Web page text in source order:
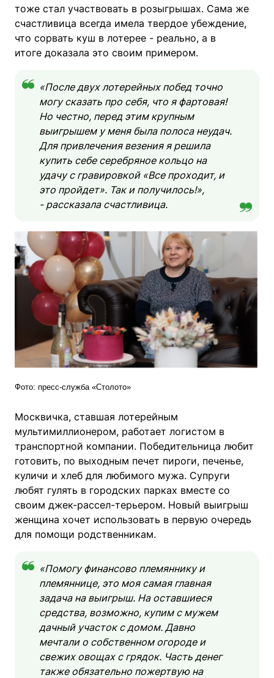
тоже стал участвовать в розыгрышах. Сама же
счастливица всегда имела твердое убеждение,
что сорвать куш в лотерее - реально, а в
итоге доказала это своим примером.
«После двух лотерейных побед точно
могу сказать про себя, что я фартовая!
Но честно, перед этим крупным
выигрышем у меня была полоса неудач.
Для привлечения везения я решила
купить себе серебряное кольцо на
удачу с гравировкой «Все проходит, и
это пройдет». Так и получилось!»,
- рассказала счастливица.
Фото: пресс-служба «Столото»
Москвичка, ставшая лотерейным
мультимиллионером, работает логистом в
транспортной компании. Победительница любит
готовить, по выходным печет пироги, печенье,
куличи и хлеб для любимого мужа. Супруги
любят гулять в городских парках вместе со
своим джек-рассел-терьером. Новый выигрыш
женщина хочет использовать в первую очередь
для помощи родственникам.
«Помогу финансово племяннику и
племяннице, это моя самая главная
задача на выигрыш. На оставшиеся
средства, возможно, купим с мужем
дачный участок с домом. Давно
мечтали о собственном огороде и
свежих овощах с грядок. Часть денег
также обязательно пожертвую на